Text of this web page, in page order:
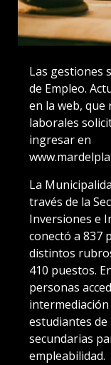
Las gestiones
de Empleo.
en la web, que
laborales
ingresar en
La
través de la
Inversiones e
conectó a 837
distintos
410 puestos.
personas
intermediación
estudiantes de
secundarias
empleabilidad.